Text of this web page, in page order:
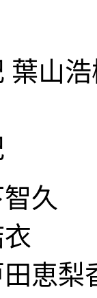
葉山
久
恵梨